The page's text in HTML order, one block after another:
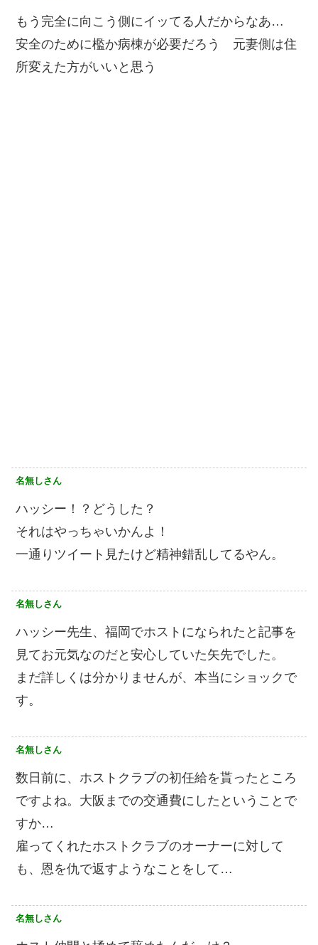
もう完全に向こう側にイッてる人だからなあ…
安全のために檻か病棟が必要だろう 元妻側は住
所変えた方がいいと思う
名無しさん
ハッシー！？どうした？
それはやっちゃいかんよ！
一通りツイート見たけど精神錯乱してるやん。
名無しさん
ハッシー先生、福岡でホストになられたと記事を
見てお元気なのだと安心していた矢先でした。
まだ詳しくは分かりませんが、本当にショックで
す。
名無しさん
数日前に、ホストクラブの初任給を貰ったところ
ですよね。大阪までの交通費にしたということで
すか…
雇ってくれたホストクラブのオーナーに対して
も、恩を仇で返すようなことをして…
名無しさん